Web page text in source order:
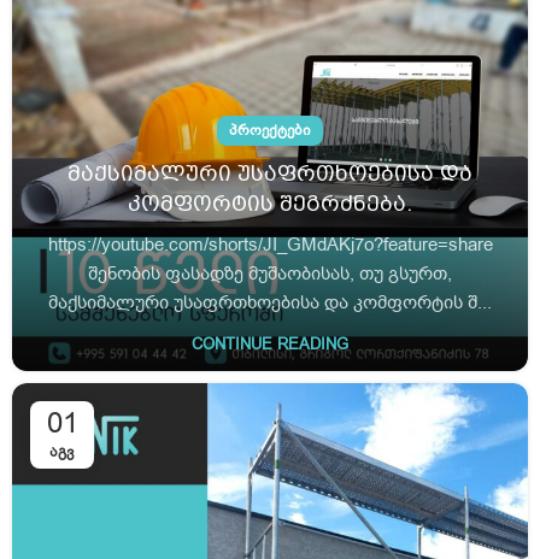
ᲞᲠᲝᲔᲥᲢᲔᲑᲘ
მაქსიმალური უსაფრთხოებისა და
კომფორტის შეგრძნება.
https://youtube.com/shorts/JI_GMdAKj7o?feature=share
შენობის ფასადზე მუშაობისას, თუ გსურთ,
მაქსიმალური უსაფრთხოებისა და კომფორტის შ...
CONTINUE READING
01
ᲐᲒᲕ